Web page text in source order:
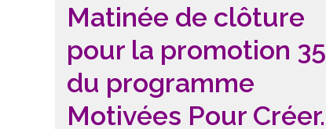
Matinée de clôture
pour la promotion 35
du programme
Motivées Pour Créer.